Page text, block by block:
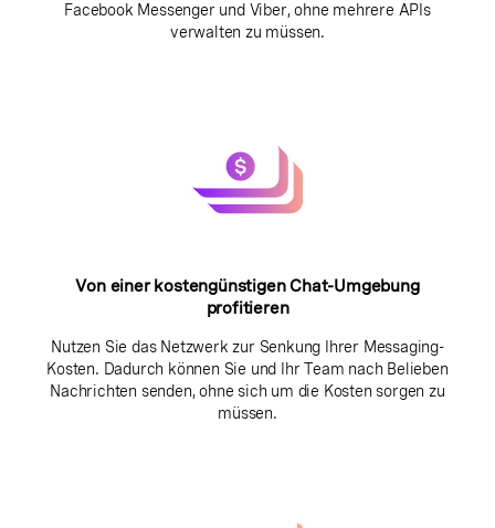
Facebook Messenger und Viber, ohne mehrere APIs
verwalten zu müssen.
Von einer kostengünstigen Chat-Umgebung
profitieren
Nutzen Sie das Netzwerk zur Senkung Ihrer Messaging-
Kosten. Dadurch können Sie und Ihr Team nach Belieben
Nachrichten senden, ohne sich um die Kosten sorgen zu
müssen.